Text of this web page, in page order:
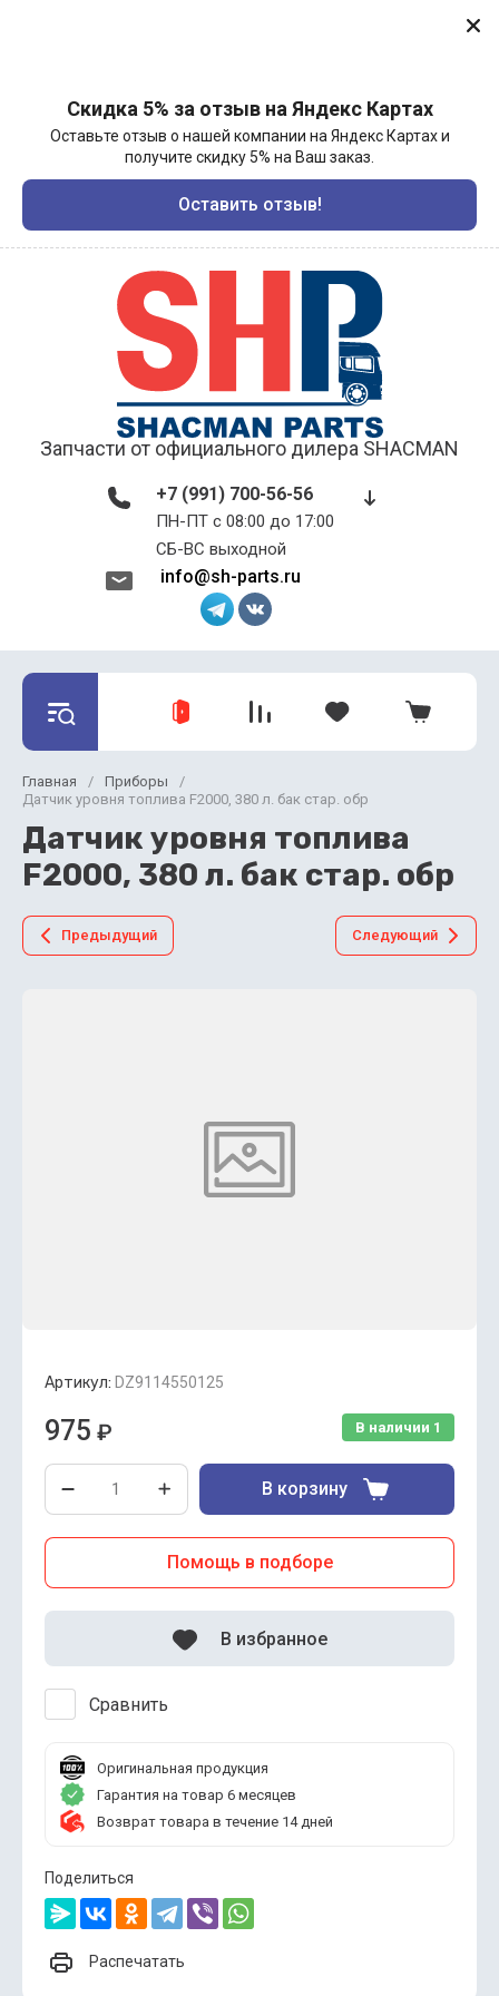
Скидка 5% за отзыв на Яндекс Картах
Оставьте отзыв о нашей компании на Яндекс Картах и
получите скидку 5% на Ваш заказ.
Оставить отзыв!
Запчасти от официального дилера SHACMAN
+7 (991) 700-56-56
ПН-ПТ с 08:00 до 17:00 ​​​​​​​
СБ-ВС выходной
info@sh-parts.ru
Главная / Приборы
/
Датчик уровня топлива F2000, 380 л. бак стар. обр
Датчик уровня топлива
F2000, 380 л. бак стар. обр
Предыдущий Следующий
Артикул: DZ9114550125
В наличии 1
975 ₽
В корзину
Помощь в подборе
Сравнить
В избранное
Оригинальная продукция
Гарантия на товар 6 месяцев
Возврат товара в течение 14 дней
Поделиться
Распечатать